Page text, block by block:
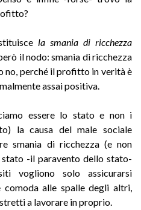
la smania di ricchezza
però il nodo: smania di ricchezza
perché il profitto in verità è
assai positiva.
essere lo stato e non i
la causa del male sociale
smania di ricchezza (e non
-il paravento dello stato-
vogliono solo assicurarsi
alle spalle degli altri,
a lavorare in proprio.